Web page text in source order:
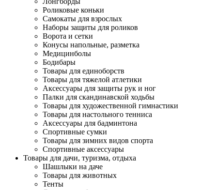
Роликовые коньки
Самокаты для взрослых
Наборы защиты для роликов
Ворота и сетки
Конусы напольные, разметка
Медицинболы
Бодибары
Товары для единоборств
Товары для тяжелой атлетики
Аксессуары для защиты рук и ног
Палки для скандинавской ходьбы
Товары для художественной гимнастики
Товары для настольного тенниса
Аксессуары для бадминтона
Спортивные сумки
Товары для зимних видов спорта
Спортивные аксессуары
Товары для дачи, туризма, отдыха
Шашлыки на даче
Товары для животных
Тенты